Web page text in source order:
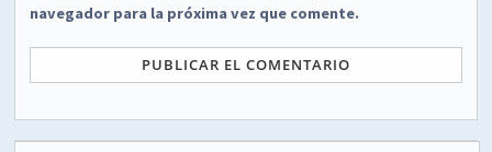
navegador para la próxima vez que comente.